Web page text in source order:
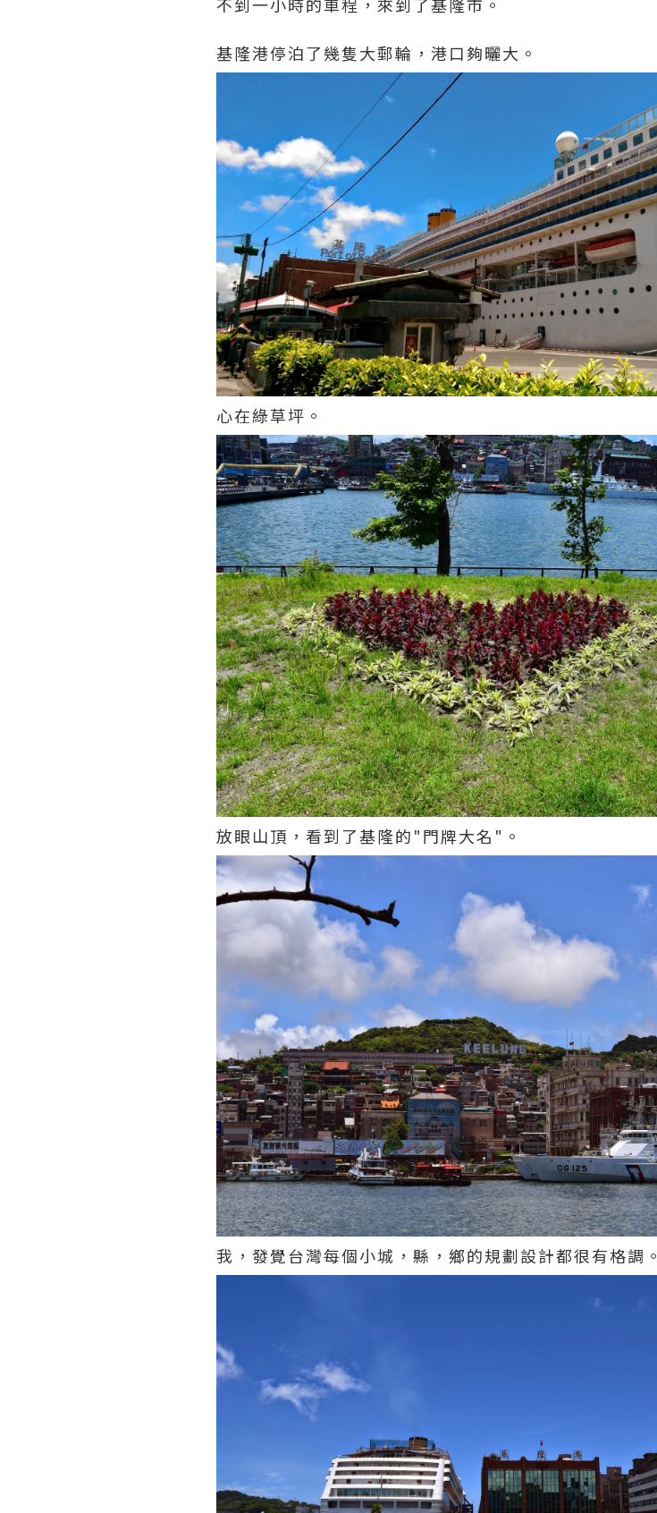
不到一小時的車程，來到了基隆市。
基隆港停泊了幾隻大郵輪，港口夠曬大。
心在綠草坪。
放眼山頂，看到了基隆的"門牌大名"。
我，發覺台灣每個小城，縣，鄉的規劃設計都很有格調。